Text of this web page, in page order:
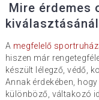
Mire érdemes
kiválasztásánál
A megfelelő
hiszen már
készült lélegző, védő,
Annak érdekében,
különböző, váltakozó